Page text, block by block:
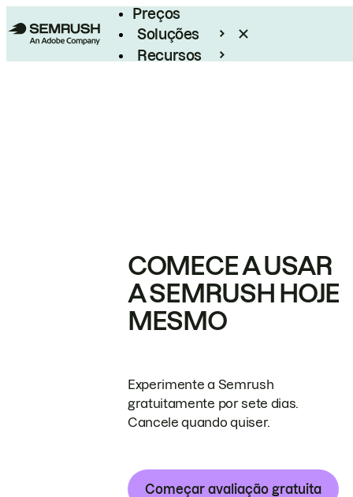
Preços
Soluções
Recursos
COMECE A USAR
A SEMRUSH HOJE
MESMO
Experimente a Semrush
gratuitamente por sete dias.
Cancele quando quiser.
Começar avaliação gratuita